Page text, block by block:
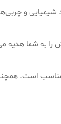
و
را به شما هدیه
است.